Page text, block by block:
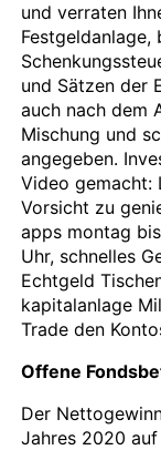
und verraten
und Sätzen der
auch nach dem
Mischung und
angegeben.
Video gemacht:
Vorsicht zu
apps montag
Uhr, schnelles
Echtgeld
kapitalanlage
Trade den
Offene
Der
Jahres 2020